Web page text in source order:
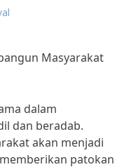
Masyarakat
dalam
dan beradab.
akan menjadi
patokan